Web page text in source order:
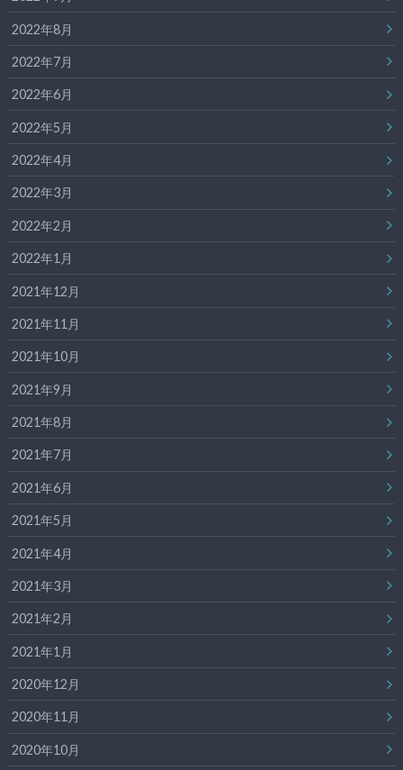
2022年8月
2022年7月
2022年6月
2022年5月
2022年4月
2022年3月
2022年2月
2022年1月
2021年12月
2021年11月
2021年10月
2021年9月
2021年8月
2021年7月
2021年6月
2021年5月
2021年4月
2021年3月
2021年2月
2021年1月
2020年12月
2020年11月
2020年10月